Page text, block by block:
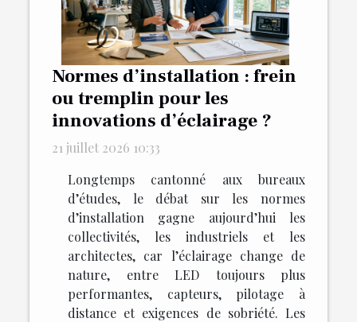
Normes d’installation : frein
ou tremplin pour les
innovations d’éclairage ?
21 juillet 2026 10:33
Longtemps cantonné aux bureaux
d’études, le débat sur les normes
d’installation gagne aujourd’hui les
collectivités, les industriels et les
architectes, car l’éclairage change de
nature, entre LED toujours plus
performantes, capteurs, pilotage à
distance et exigences de sobriété. Les